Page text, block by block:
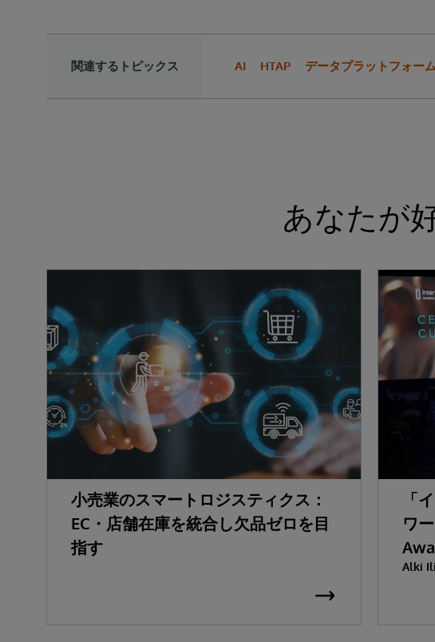
関連するトピックス AI HTAP データプラットフォー
あなたが
小売業のスマートロジスティクス：
EC・店舗在庫を統合し欠品ゼロを目
指す
「
ワ
AI
Alki